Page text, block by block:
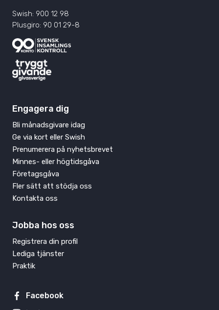
Swish: 900 12 98
Plusgiro: 90 01 29-8
Engagera dig
Bli månadsgivare idag
Ge via kort eller Swish
Prenumerera på nyhetsbrevet
Minnes- eller högtidsgåva
Företagsgåva
Fler sätt att stödja oss
Kontakta oss
Jobba hos oss
Registrera din profil
Lediga tjänster
Praktik
Facebook